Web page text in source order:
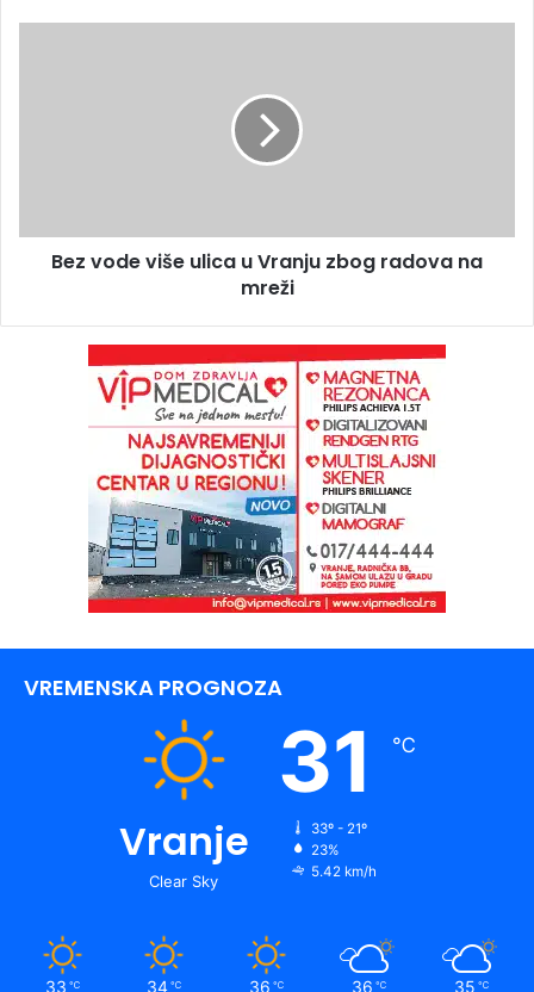
Bez vode više ulica u Vranju zbog radova na
mreži
VREMENSKA PROGNOZA
Vranje
Clear Sky
31 ℃
33º - 21º
23%
5.42 km/h
33 ℃ 34 ℃ 36 ℃ 36 ℃ 35 ℃